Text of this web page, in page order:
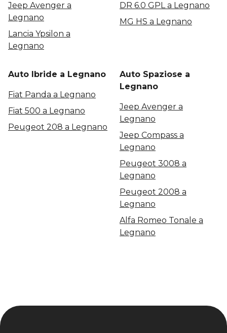
Jeep Avenger a
Legnano
Lancia Ypsilon a
Legnano
DR 6.0 GPL a Legnano
MG HS a Legnano
Auto Ibride a Legnano
Fiat Panda a Legnano
Fiat 500 a Legnano
Peugeot 208 a Legnano
Auto Spaziose a
Legnano
Jeep Avenger a
Legnano
Jeep Compass a
Legnano
Peugeot 3008 a
Legnano
Peugeot 2008 a
Legnano
Alfa Romeo Tonale a
Legnano